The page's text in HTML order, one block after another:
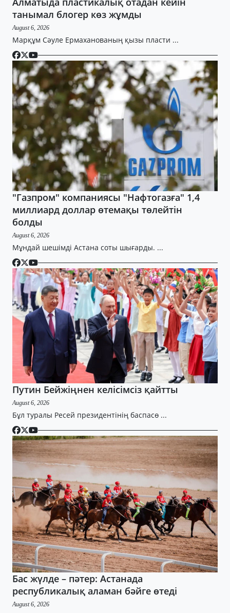
танымал блогер көз жұмды
August 6, 2026
Марқұм Сәуле Ермаханованың қызы пласти ...
"Газпром" компаниясы "Нафтогазға" 1,4
миллиард доллар өтемақы төлейтін
болды
August 6, 2026
Мұндай шешімді Астана соты шығарды. ...
Путин Бейжіңнен келісімсіз қайтты
August 6, 2026
Бұл туралы Ресей президентінің баспасө ...
Бас жүлде – пәтер: Астанада
республикалық аламан бәйге өтеді
August 6, 2026